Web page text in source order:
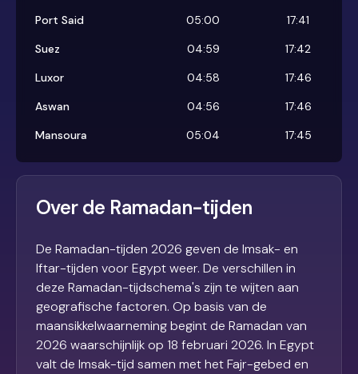
Port Said
05:00
17:41
Suez
04:59
17:42
Luxor
04:58
17:46
Aswan
04:56
17:46
Mansoura
05:04 17:45
Over de Ramadan-tijden
De Ramadan-tijden 2026 geven de Imsak- en
Iftar-tijden voor Egypt weer. De verschillen in
deze Ramadan-tijdschema's zijn te wijten aan
geografische factoren. Op basis van de
maansikkelwaarneming begint de Ramadan van
2026 waarschijnlijk op 18 februari 2026. In Egypt
valt de Imsak-tijd samen met het Fajr-gebed en